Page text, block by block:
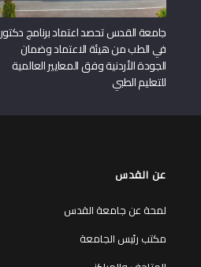
جامعة القدس تحصد اعتماد برنامج دكتور
في الطب من هيئة الاعتماد وضمان
الجودة الأردنية وفق المعايير العالمية
للتعليم الطبي
عن القدس
لمحة عن جامعة القدس
مكتب رئيس الجامعة